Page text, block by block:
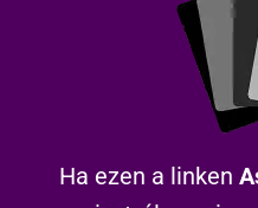
Ha ezen a linken